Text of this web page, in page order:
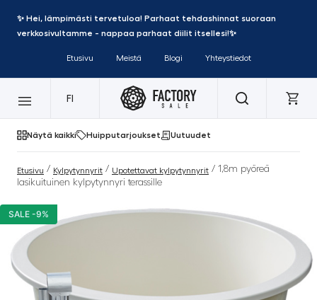
✨ Hei, lämpimästi tervetuloa! Parhaat tehdashinnat suoraan
verkkosivultamme - nappaa parhaat diilit itsellesi!✨
Etusivu Meistä Blogi Yhteystiedot
FI
Näytä kaikki Huipputarjoukset Uutuudet
Etusivu / Kylpytynnyrit / Upotettavat kylpytynnyrit / 1,8m pyöreä
lasikuituinen kylpytynnyri terassille
SALE -9%